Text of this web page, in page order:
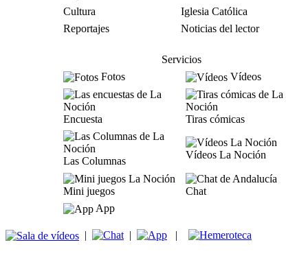
Cultura
Iglesia Católica
Reportajes
Noticias del lector
Servicios
Fotos
Vídeos
Encuesta Tiras cómicas
Las Columnas
Vídeos La Noción
Mini juegos
Chat
App
| | |